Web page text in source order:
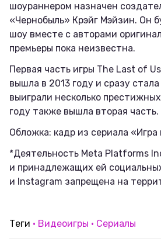
шоураннером назначен
«Чернобыль» Крэйг Мэйзин. Он
шоу вместе с авторами
премьеры пока неизвестна.
Первая часть игры The Last of
вышла в 2013 году и сразу
выиграли несколько
году также вышла вторая часть.
Обложка: кадр из сериала «Игра
*Деятельность Meta Platforms
и принадлежащих ей
и Instagram запрещена на
Теги Видеоигры Сериалы